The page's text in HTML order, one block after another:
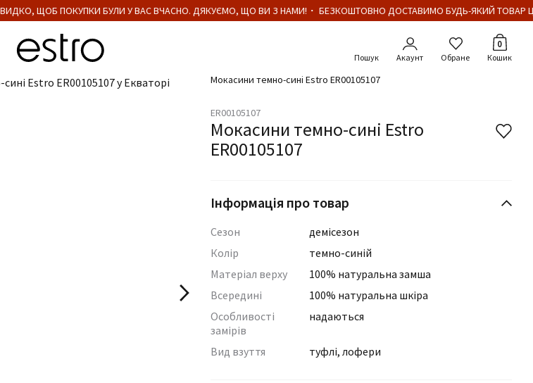
ЩОБ ПОКУПКИ БУЛИ У ВАС ВЧАСНО. ДЯКУЄМО, ЩО ВИ З НАМИ!・ БЕЗКОШТОВНО ДОСТАВИМО БУДЬ-ЯКИЙ ТОВАР
Акаунт Обране
0
Кошик
Мокасини темно-сині Estro ER00105107
ER00105107
Мокасини темно-сині Estro
ER00105107
Інформація про товар
Сезон
демісезон
Колір
темно-синій
Матеріал верху
100% натуральна замша
Всередині
100% натуральна шкіра
Особливості
замірів
надаються
Вид взуття туфлі, лофери